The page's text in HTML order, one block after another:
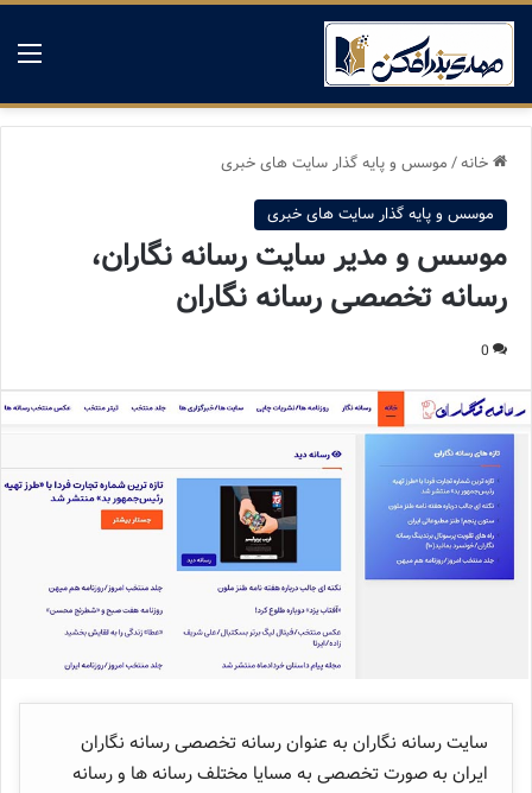
خانه/موسس و پایه گذار سایت های خبری
موسس و پایه گذار سایت های خبری
موسس و مدیر سایت رسانه نگاران،
رسانه تخصصی رسانه نگاران
0
سایت رسانه نگاران به عنوان رسانه تخصصی رسانه نگاران
ایران به صورت تخصصی به مسایا مختلف رسانه ها و رسانه